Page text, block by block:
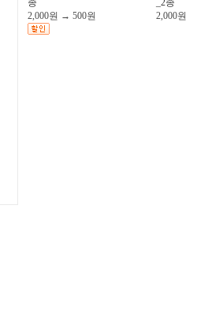
종
2,000원 → 500원
_2종
2,000원